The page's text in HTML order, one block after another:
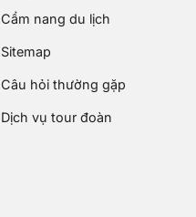
Cẩm nang du lịch
Sitemap
Câu hỏi thường gặp
Dịch vụ tour đoàn